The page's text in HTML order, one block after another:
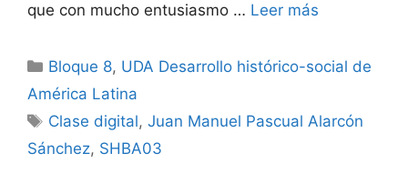
que con mucho entusiasmo … Leer más
Categorías
Bloque 8, UDA Desarrollo histórico-social de
América Latina
Etiquetas
Clase digital,Juan Manuel Pascual Alarcón
Sánchez, SHBA03